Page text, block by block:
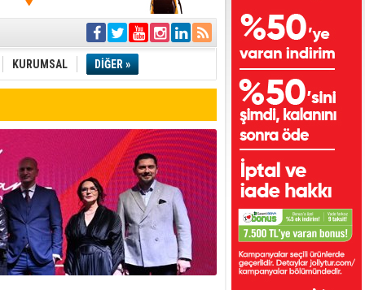
KURUMSAL DİĞER »